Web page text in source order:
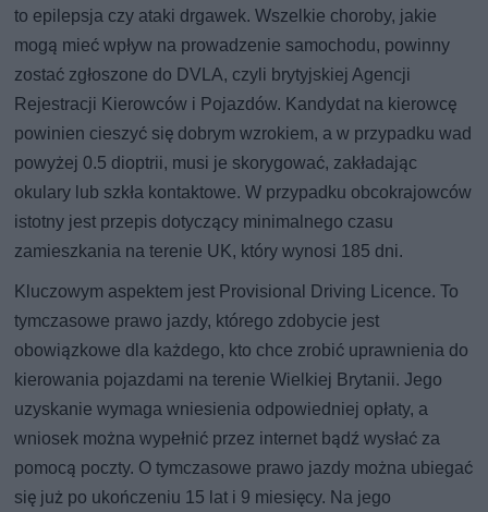
to epilepsja czy ataki drgawek. Wszelkie choroby, jakie
mogą mieć wpływ na prowadzenie samochodu, powinny
zostać zgłoszone do DVLA, czyli brytyjskiej Agencji
Rejestracji Kierowców i Pojazdów. Kandydat na kierowcę
powinien cieszyć się dobrym wzrokiem, a w przypadku wad
powyżej 0.5 dioptrii, musi je skorygować, zakładając
okulary lub szkła kontaktowe. W przypadku obcokrajowców
istotny jest przepis dotyczący minimalnego czasu
zamieszkania na terenie UK, który wynosi 185 dni.
Kluczowym aspektem jest Provisional Driving Licence. To
tymczasowe prawo jazdy, którego zdobycie jest
obowiązkowe dla każdego, kto chce zrobić uprawnienia do
kierowania pojazdami na terenie Wielkiej Brytanii. Jego
uzyskanie wymaga wniesienia odpowiedniej opłaty, a
wniosek można wypełnić przez internet bądź wysłać za
pomocą poczty. O tymczasowe prawo jazdy można ubiegać
się już po ukończeniu 15 lat i 9 miesięcy. Na jego